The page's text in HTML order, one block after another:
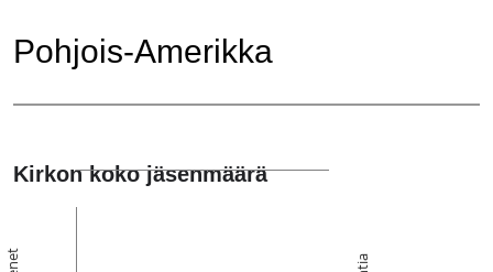
Pohjois-Amerikka
Kirkon koko jäsenmäärä